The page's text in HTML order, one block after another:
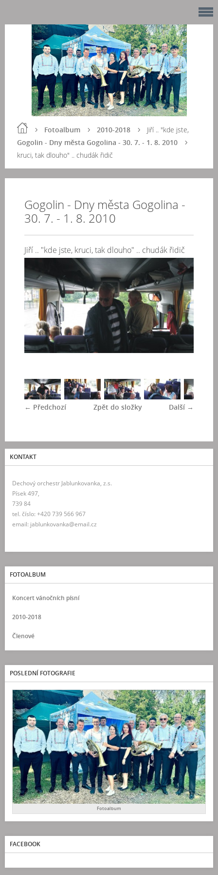
Fotoalbum
2010-2018
Gogolin - Dny města Gogolina - 30. 7. - 1. 8. 2010
Jiří .. "kde jste,
kruci, tak dlouho" .. chudák řidič
Gogolin - Dny města Gogolina -
30. 7. - 1. 8. 2010
Jiří .. "kde jste, kruci, tak dlouho" .. chudák řidič
← Předchozí Další →
Zpět do složky
KONTAKT
Dechový orchestr Jablunkovanka, z.s.
Písek 497,
739 84
tel. číslo: +420 739 566 967
email: jablunkovanka@email.cz
FOTOALBUM
Koncert vánočních písní
2010-2018
Členové
POSLEDNÍ FOTOGRAFIE
Fotoalbum
FACEBOOK